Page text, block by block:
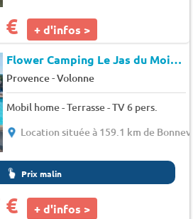
€ + d'infos >
Flower Camping Le Jas du Moine
Provence-Volonne
Mobil home - Terrasse - TV 6 pers.
Location située à 159.1 km de
Prix malin
€ + d'infos >